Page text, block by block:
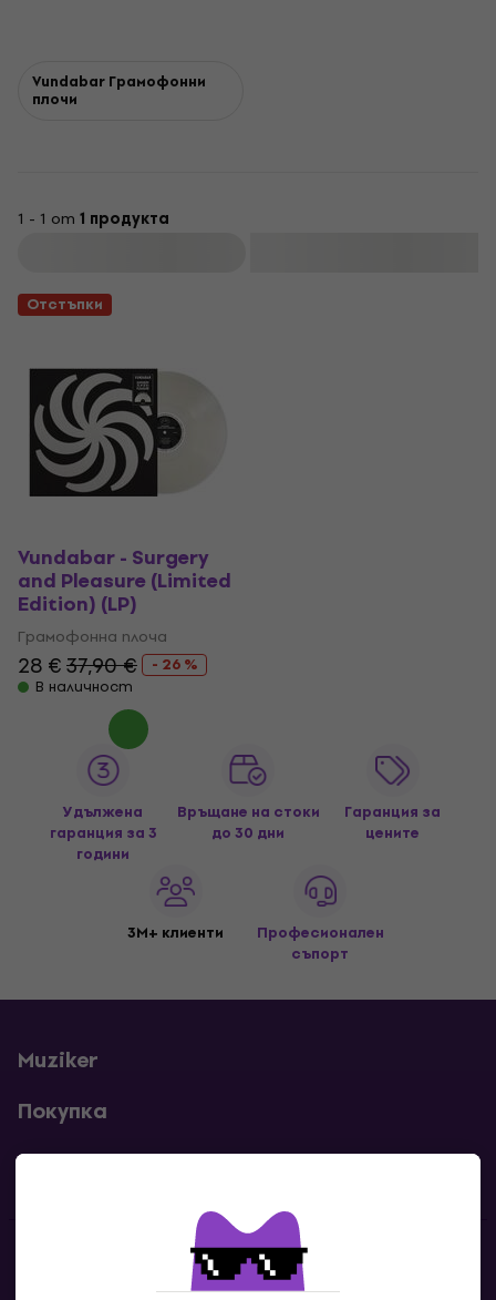
Vundabar Грамофонни
плочи
1 - 1 от 1 продукта
Отстъпки
Vundabar - Surgery
and Pleasure (Limited
Edition) (LP)
Грамофонна плоча
28 €37,90 €
- 26 %
В наличност
Удължена
гаранция за 3
години
Връщане на стоки
до 30 дни
Гаранция за
цените
3M+ клиенти
Професионален
съпорт
Muziker
Покупка
Полезни линкове
Контакти